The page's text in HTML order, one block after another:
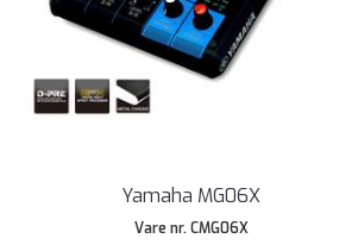
Yamaha MG06X
Vare nr. CMG06X